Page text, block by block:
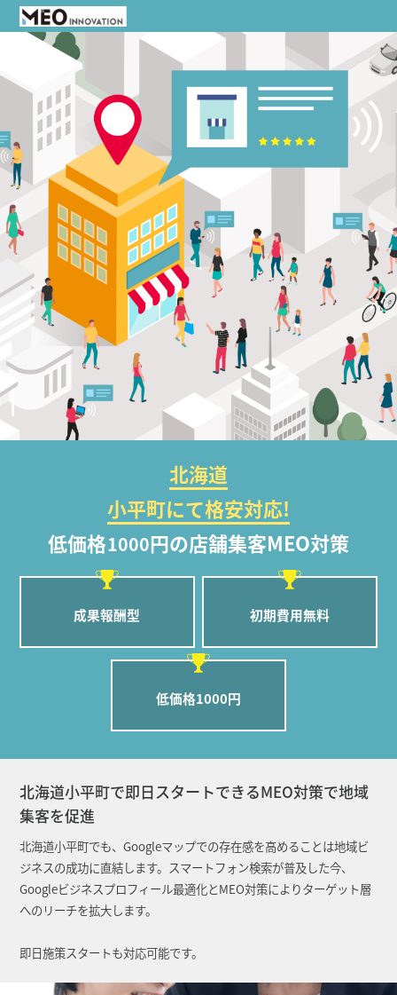
北海道
小平町にて格安対応!
低価格1000円の店舗集客MEO対策
成果報酬型 初期費用無料
低価格1000円
北海道小平町で即日スタートできるMEO対策で地域
集客を促進
北海道小平町でも、Googleマップでの存在感を高めることは地域ビ
ジネスの成功に直結します。スマートフォン検索が普及した今、
Googleビジネスプロフィール最適化とMEO対策によりターゲット層
へのリーチを拡大します。
即日施策スタートも対応可能です。